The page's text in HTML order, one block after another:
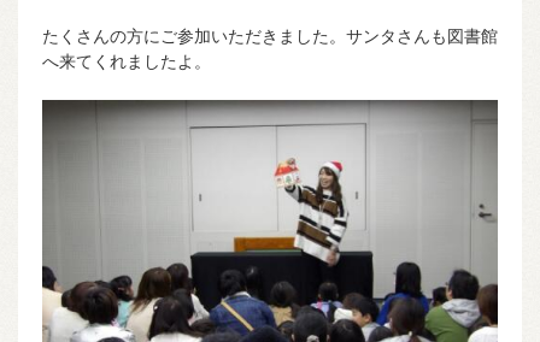
たくさんの方にご参加いただきました。サンタさんも図書館
へ来てくれましたよ。